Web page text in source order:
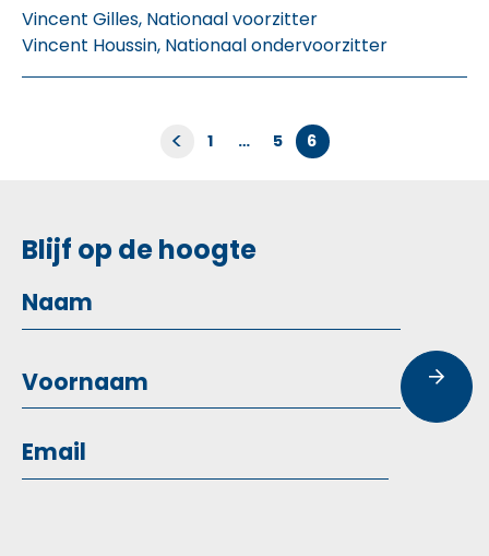
Vincent Gilles, Nationaal voorzitter
Vincent Houssin, Nationaal ondervoorzitter
Berichten
< 1 … 5 6
Blijf op de hoogte